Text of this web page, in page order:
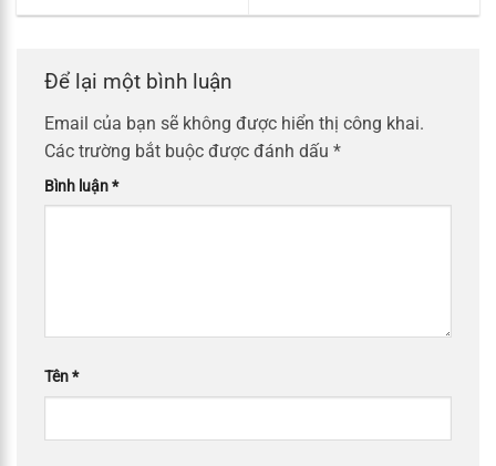
Để lại một bình luận
Email của bạn sẽ không được hiển thị công khai.
Các trường bắt buộc được đánh dấu *
Bình luận*
Tên*